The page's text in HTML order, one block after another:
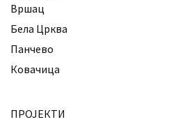
Вршац
Бела Црква
Панчево
Ковачица
ПРОЈЕКТИ